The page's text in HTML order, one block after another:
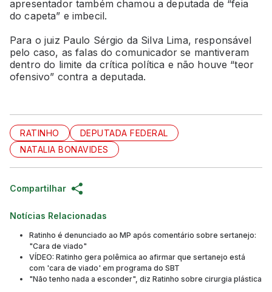
apresentador também chamou a deputada de “feia
do capeta” e imbecil.
Para o juiz Paulo Sérgio da Silva Lima, responsável
pelo caso, as falas do comunicador se mantiveram
dentro do limite da crítica política e não houve “teor
ofensivo” contra a deputada.
RATINHO
DEPUTADA FEDERAL
NATALIA BONAVIDES
Compartilhar
Notícias Relacionadas
Ratinho é denunciado ao MP após comentário sobre sertanejo:
"Cara de viado"
VÍDEO: Ratinho gera polêmica ao afirmar que sertanejo está
com 'cara de viado' em programa do SBT
"Não tenho nada a esconder", diz Ratinho sobre cirurgia plástica